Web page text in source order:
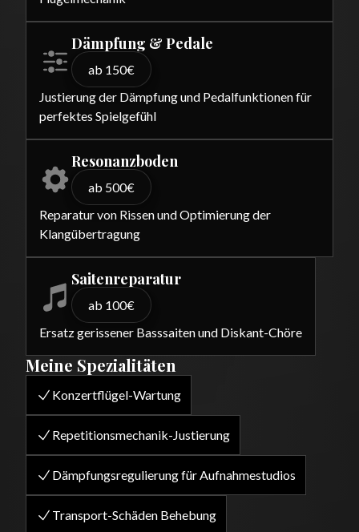
Dämpfung & Pedale
ab 150€
Justierung der Dämpfung und Pedalfunktionen für
perfektes Spielgefühl
Resonanzboden
ab 500€
Reparatur von Rissen und Optimierung der
Klangübertragung
Saitenreparatur
ab 100€
Ersatz gerissener Basssaiten und Diskant-Chöre
Meine Spezialitäten
Konzertflügel-Wartung
Repetitionsmechanik-Justierung
Dämpfungsregulierung für Aufnahmestudios
Transport-Schäden Behebung